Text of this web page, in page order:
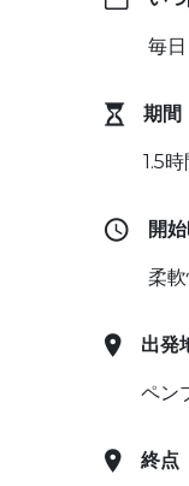
毎日
期間
1.5時
開
柔
出発
ペン
終点